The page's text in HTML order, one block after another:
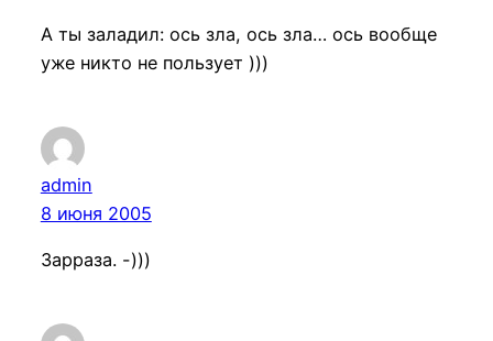
А ты заладил: ось зла, ось зла… ось вообще
уже никто не пользует )))
admin
8 июня 2005
Зарраза. -)))